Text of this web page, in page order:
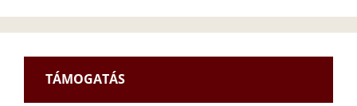
TÁMOGATÁS